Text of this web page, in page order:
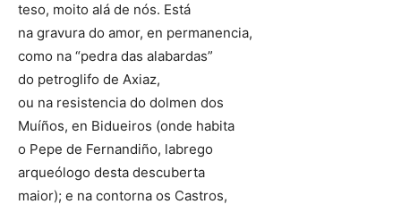
teso, moito alá de nós. Está
na gravura do amor, en permanencia,
como na “pedra das alabardas”
do petroglifo de Axiaz,
ou na resistencia do dolmen dos
Muíños, en Bidueiros (onde habita
o Pepe de Fernandiño, labrego
arqueólogo desta descuberta
maior); e na contorna os Castros,